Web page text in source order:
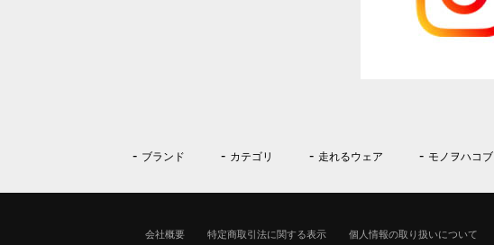
ブランド カテゴリ 走れるウェア モノヲハコブ
会社概要 特定商取引法に関する表示 個人情報の取り扱いについて